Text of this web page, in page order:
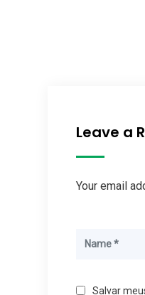
Leave a
Your email
Salvar